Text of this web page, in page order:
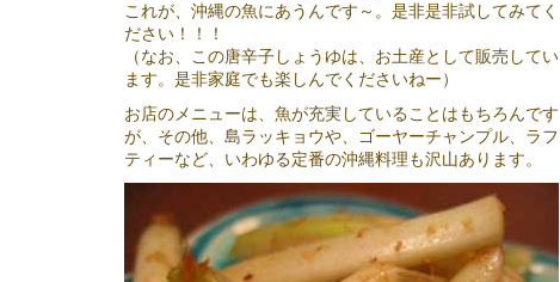
これが、沖縄の魚にあうんです～。是非是非試してみてく
ださい！！！
（なお、この唐辛子しょうゆは、お土産として販売してい
ます。是非家庭でも楽しんでくださいねー）
お店のメニューは、魚が充実していることはもちろんです
が、その他、島ラッキョウや、ゴーヤーチャンプル、ラフ
ティーなど、いわゆる定番の沖縄料理も沢山あります。